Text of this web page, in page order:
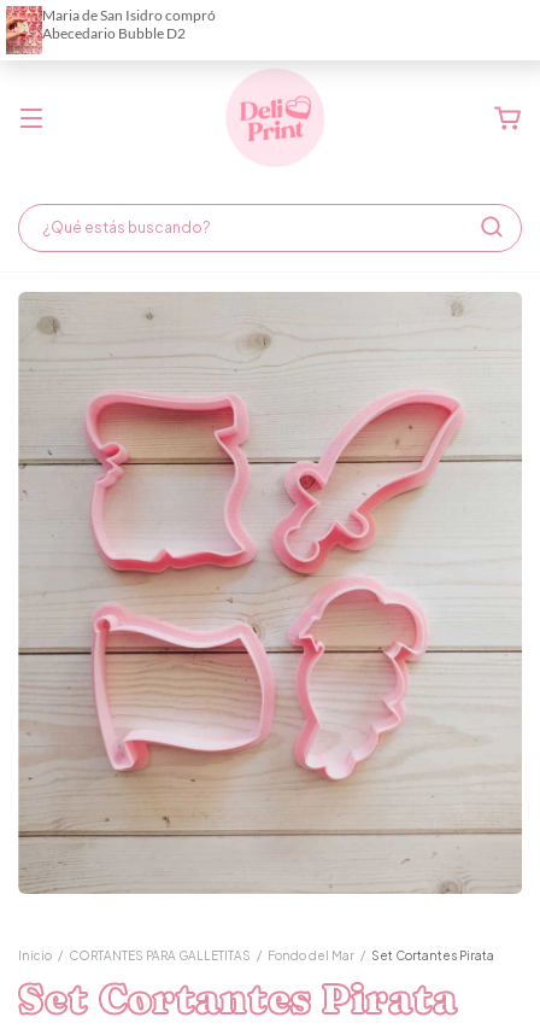
Demora de fabricación hasta 6 días hábiles
Inicio / CORTANTES PARA GALLETITAS / Fondo del Mar / Set Cortantes Pirata
Set Cortantes Pirata